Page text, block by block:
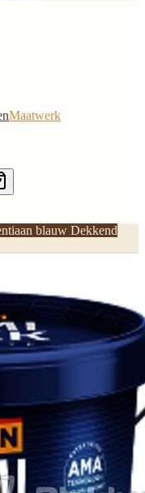
Maatwerk
blauw Dekkend